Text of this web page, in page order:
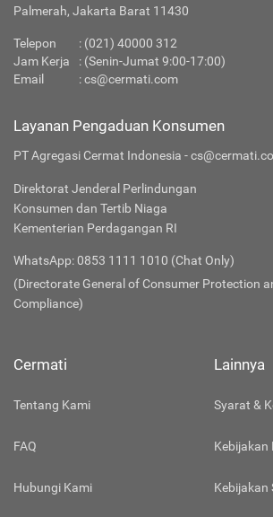
Palmerah, Jakarta Barat 11430
Telepon : (021) 40000 312
Jam Kerja
: (Senin-Jumat 9:00-17:00)
Email
:cs@cermati.com
Layanan Pengaduan Konsumen
PT Agregasi Cermat Indonesia -
Direktorat Jenderal Perlindungan
Konsumen dan Tertib Niaga
Kementerian Perdagangan RI
WhatsApp: 0853 1111 1010 (Chat Only)
(Directorate General of Consumer Protection
Compliance)
Cermati
Tentang Kami
FAQ
Hubungi Kami
Lainnya
Syarat &
Kebijakan
Kebijakan